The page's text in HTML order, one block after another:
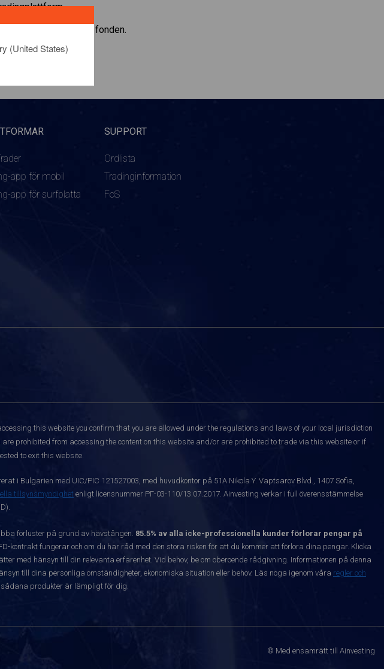
om du själv ägde fonden.
app för mobil
app för surfplatta
SUPPORT
Ordlista
Tradinginformation
FoS
this website you confirm that you are allowed under the regulations and laws of your local jurisdiction
prohibited from accessing the content on this website and/or are prohibited to trade via this website or if
to exit this website.
i Bulgarien med UIC/PIC 121527003, med huvudkontor på 51A Nikola Y. Vaptsarov Blvd., 1407 Sofia,
tillsynsmyndighet enligt licensnummer РГ-03-110/13.07.2017. Ainvesting verkar i full överensstämmelse
förluster på grund av hävstången. 85.5% av alla icke-professionella kunder förlorar pengar på
kontrakt fungerar och om du har råd med den stora risken för att du kommer att förlora dina pengar. Klicka
med hänsyn till din relevanta erfarenhet. Vid behov, be om oberoende rådgivning. Informationen på denna
till dina personliga omständigheter, ekonomiska situation eller behov. Läs noga igenom våra regler och
produkter är lämpligt för dig.
© Med ensamrätt till Ainvesting
(United States)